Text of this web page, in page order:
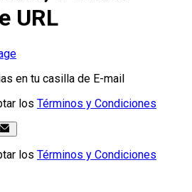
URL
en tu casilla de E-mail
los Términos y Condiciones
los Términos y Condiciones